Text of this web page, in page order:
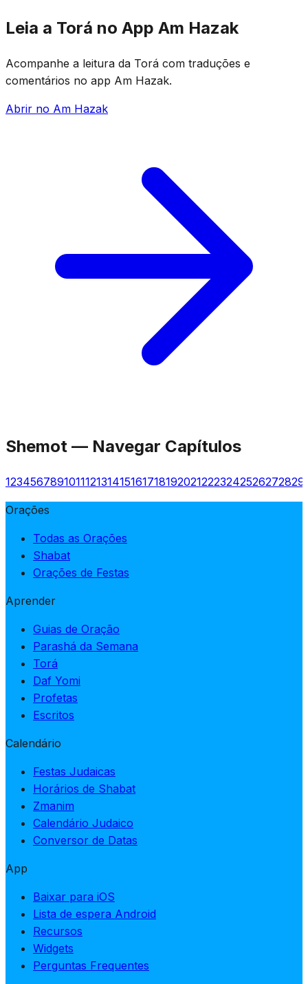
Leia a Torá no App Am Hazak
Acompanhe a leitura da Torá com traduções e
comentários no app Am Hazak.
Abrir no Am Hazak
Shemot — Navegar Capítulos
1234567891011121314151617181920212223242526272829
Orações
Todas as Orações
Shabat
Orações de Festas
Aprender
Guias de Oração
Parashá da Semana
Torá
Daf Yomi
Profetas
Escritos
Calendário
Festas Judaicas
Horários de Shabat
Zmanim
Calendário Judaico
Conversor de Datas
App
Baixar para iOS
Lista de espera Android
Recursos
Widgets
Perguntas Frequentes